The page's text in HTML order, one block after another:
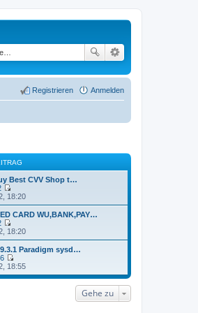
Anmelden
Registrieren
Best CVV Shop t…
N
e
u
e
s
t
e
r
B
e
i
18:20
CARD WU,BANK,PAY…
N
e
u
e
s
t
e
18:20
Paradigm sysd…
N
e
u
18:55
Gehe zu